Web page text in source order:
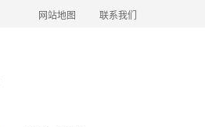
网站地图 联系我们